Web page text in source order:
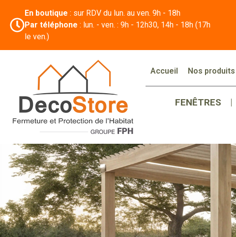
En boutique : sur RDV du lun. au ven. 9h - 18h
Par téléphone : lun. - ven. : 9h - 12h30, 14h - 18h (17h
le ven.)
Accueil Nos produits
FENÊTRES